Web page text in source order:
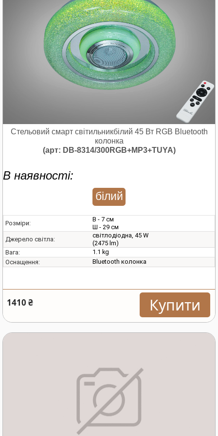
Стельовий смарт світильникбілий 45 Вт RGB Bluetooth
колонка
(арт: DB-8314/300RGB+MP3+TUYA)
В наявності:
білий
Розміри:
В - 7 см
Ш - 29 см
Джерело світла:
світлодіодна, 45 W
(2475 lm)
Вага:
1.1 kg
Оснащення:
Bluetooth колонка
1410 ₴ Купити